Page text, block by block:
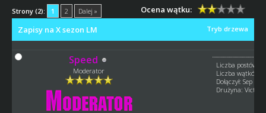
Strony (2): 1 2 Dalej » Ocena wątku:
Tryb drzewa
Zapisy na X sezon LM
Speed
Moderator
Liczba postów:
Liczba wątków:
Dołączył: Sep
Drużyna: Victory